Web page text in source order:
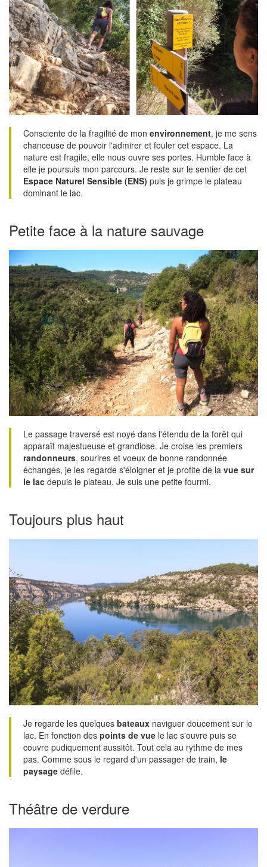
Consciente de la fragilité de mon environnement, je me sens
chanceuse de pouvoir l'admirer et fouler cet espace. La
nature est fragile, elle nous ouvre ses portes. Humble face à
elle je poursuis mon parcours. Je reste sur le sentier de cet
Espace Naturel Sensible (ENS) puis je grimpe le plateau
dominant le lac.
Petite face à la nature sauvage
Le passage traversé est noyé dans l'étendu de la forêt qui
apparaît majestueuse et grandiose. Je croise les premiers
randonneurs, sourires et voeux de bonne randonnée
échangés, je les regarde s'éloigner et je profite de la vue sur
le lac depuis le plateau. Je suis une petite fourmi.
Toujours plus haut
Je regarde les quelques bateaux naviguer doucement sur le
lac. En fonction des points de vue le lac s'ouvre puis se
couvre pudiquement aussitôt. Tout cela au rythme de mes
pas. Comme sous le regard d'un passager de train, le
paysage défile.
Théâtre de verdure